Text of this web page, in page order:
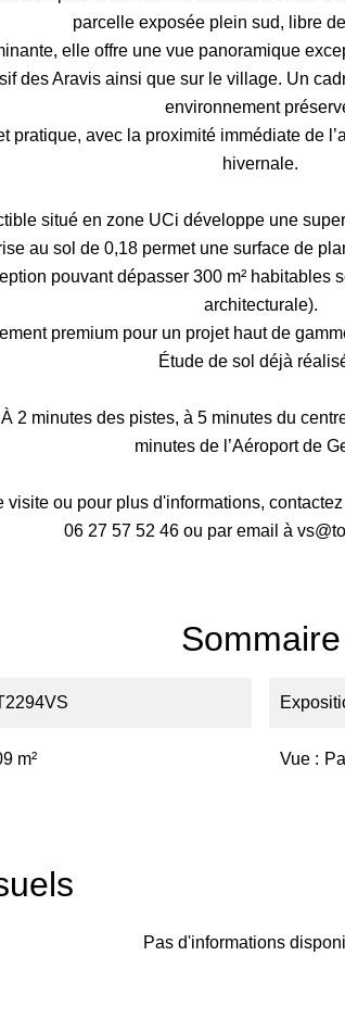
parcelle exposée plein sud, libre
elle offre une vue panoramique
des Aravis ainsi que sur le village. Un
environnement
pratique, avec la proximité immédiate de
hivernale.
situé en zone UCi développe une
au sol de 0,18 permet une surface de
pouvant dépasser 300 m²
architecturale).
premium pour un projet haut de
Étude de sol déjà
2 minutes des pistes, à 5 minutes du
minutes de l’Aéroport de
visite ou pour plus d'informations,
06 27 57 52 46 ou par email à
Sommaire
m² Vue
Pas d'informations